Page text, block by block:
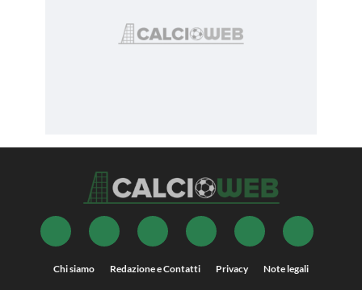
Chi siamo Redazione e Contatti Privacy Note legali